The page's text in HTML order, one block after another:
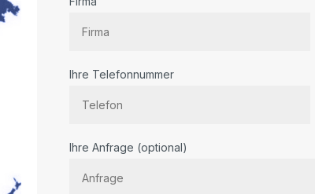
Ihre Telefonnummer
Sie
Ihre Anfrage (optional)